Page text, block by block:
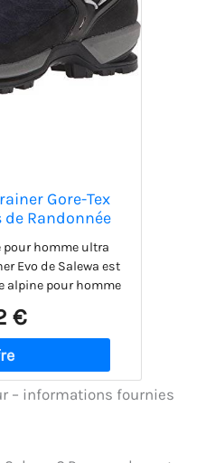
Gore-Tex
de Randonnée
13
pour homme ultra
Evo de Salewa est
alpine pour homme
via ferrata et au
MTN Trainer
pour homme sont
Vibram
sécurité et stabilité
profondes et
€
– informations fournies